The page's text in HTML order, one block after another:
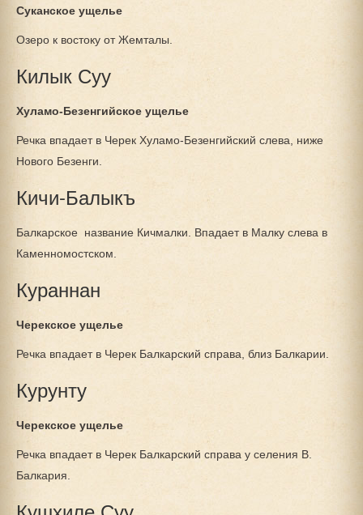
Суканское ущелье
Озеро к востоку от Жемталы.
Килык Суу
Хуламо-Безенгийское ущелье
Речка впадает в Черек Хуламо-Безенгийский слева, ниже
Нового Безенги.
Кичи-Балыкъ
Балкарское название Кичмалки. Впадает в Малку слева в
Каменномостском.
Кураннан
Черекское ущелье
Речка впадает в Черек Балкарский справа, близ Балкарии.
Курунту
Черекское ущелье
Речка впадает в Черек Балкарский справа у селения В.
Балкария.